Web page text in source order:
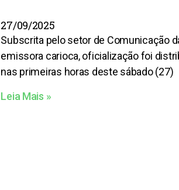
27/09/2025
Subscrita pelo setor de Comunicação
emissora carioca, oficialização foi
nas primeiras horas deste sábado (27)
Leia Mais »